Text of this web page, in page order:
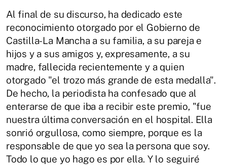
Al final de su discurso, ha dedicado este
reconocimiento otorgado por el Gobierno de
Castilla-La Mancha a su familia, a su pareja e
hijos y a sus amigos y, expresamente, a su
madre, fallecida recientemente y a quien
otorgado "el trozo más grande de esta medalla".
De hecho, la periodista ha confesado que al
enterarse de que iba a recibir este premio, "fue
nuestra última conversación en el hospital. Ella
sonrió orgullosa, como siempre, porque es la
responsable de que yo sea la persona que soy.
Todo lo que yo hago es por ella. Y lo seguiré